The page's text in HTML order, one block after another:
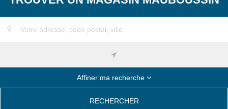
Affiner ma recherche
RECHERCHER